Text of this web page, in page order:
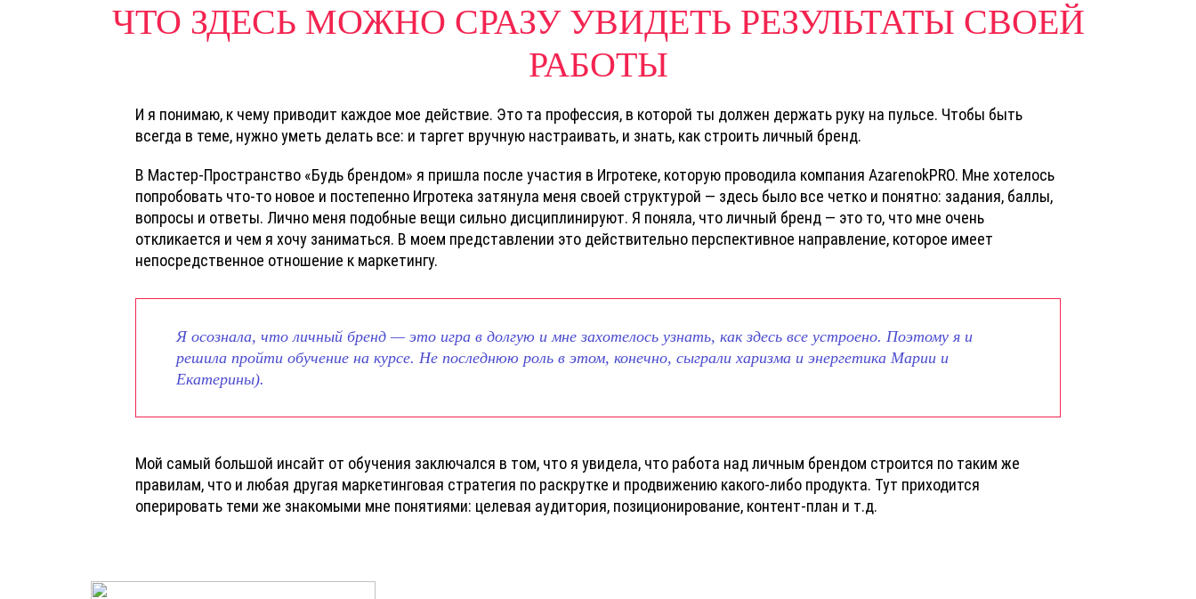
ЧТО ЗДЕСЬ МОЖНО СРАЗУ УВИДЕТЬ РЕЗУЛЬТАТЫ СВОЕЙ
РАБОТЫ
И я понимаю, к чему приводит каждое мое действие. Это та профессия, в которой ты должен держать руку на пульсе. Чтобы быть
всегда в теме, нужно уметь делать все: и таргет вручную настраивать, и знать, как строить личный бренд.
В Мастер-Пространство «Будь брендом» я пришла после участия в Игротеке, которую проводила компания AzarenokPRO. Мне хотелось
попробовать что-то новое и постепенно Игротека затянула меня своей структурой — здесь было все четко и понятно: задания, баллы,
вопросы и ответы. Лично меня подобные вещи сильно дисциплинируют. Я поняла, что личный бренд — это то, что мне очень
откликается и чем я хочу заниматься. В моем представлении это действительно перспективное направление, которое имеет
непосредственное отношение к маркетингу.
Я осознала, что личный бренд — это игра в долгую и мне захотелось узнать, как здесь все устроено. Поэтому я и
решила пройти обучение на курсе. Не последнюю роль в этом, конечно, сыграли харизма и энергетика Марии и
Екатерины).
Мой самый большой инсайт от обучения заключался в том, что я увидела, что работа над личным брендом строится по таким же
правилам, что и любая другая маркетинговая стратегия по раскрутке и продвижению какого-либо продукта. Тут приходится
оперировать теми же знакомыми мне понятиями: целевая аудитория, позиционирование, контент-план и т.д.